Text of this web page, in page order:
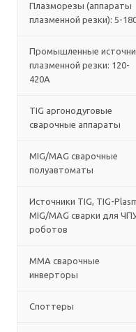
Плазморезы (аппараты
плазменной резки): 5-
Промышленные
плазменной резки: 120-
420А
TIG аргонодуговые
сварочные аппараты
MIG/MAG сварочные
полуавтоматы
Источники TIG, TIG-
MIG/MAG сварки для
роботов
MMA сварочные
инверторы
Споттеры